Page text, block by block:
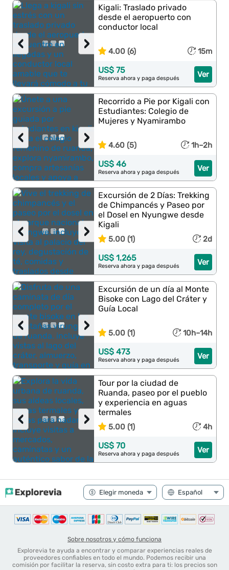
›
‹
Kigali: Traslado privado
desde el aeropuerto con
conductor local
4.00 (6) 15m
Ver
US$ 75
Reserva ahora y paga después
›
‹
Recorrido a Pie por Kigali con
Estudiantes: Colegio de
Mujeres y Nyamirambo
4.60 (5) 1h–2h
Ver
US$ 46
Reserva ahora y paga después
›
‹
Excursión de 2 Días: Trekking
de Chimpancés y Paseo por
el Dosel en Nyungwe desde
Kigali
5.00 (1) 2d
Ver
US$ 1,265
Reserva ahora y paga después
›
‹
Excursión de un día al Monte
Bisoke con Lago del Cráter y
Guía Local
5.00 (1) 10h–14h
Ver
US$ 473
Reserva ahora y paga después
›
‹
Tour por la ciudad de
Ruanda, paseo por el pueblo
y experiencia en aguas
termales
5.00 (1) 4h
Ver
US$ 70
Reserva ahora y paga después
Sobre nosotros y cómo funciona
Explorevia te ayuda a encontrar y comparar experiencias reales de
proveedores confiables en todo el mundo. Podemos recibir una
comisión por facilitar la reserva, sin costo extra para ti: los precios son